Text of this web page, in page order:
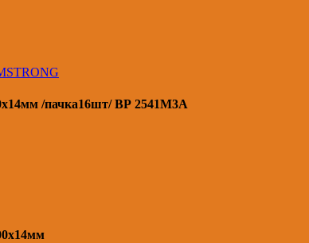
/пачка16шт/ ВР 2541М3А